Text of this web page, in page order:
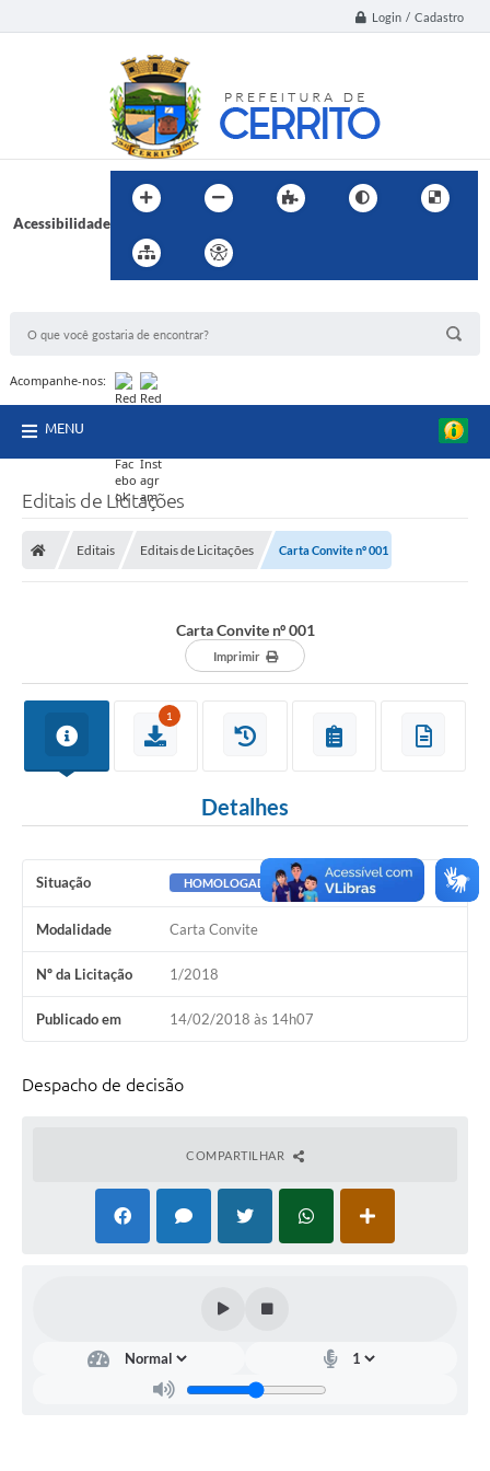
Login / Cadastro
Acessibilidade
Acompanhe-nos:
MENU
Editais de Licitações
Editais Editais de Licitações Carta Convite nº 001
Carta Convite nº 001
Imprimir
1
Detalhes
Situação HOMOLOGADO
Modalidade Carta Convite
Nº da Licitação 1/2018
Publicado em 14/02/2018 às 14h07
Despacho de decisão
COMPARTILHAR